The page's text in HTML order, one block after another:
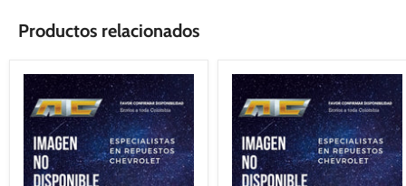
Productos relacionados